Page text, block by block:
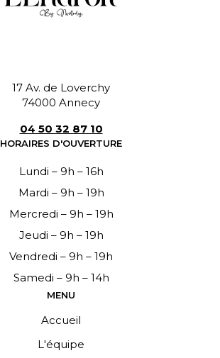
17 Av. de Loverchy
74000 Annecy
04 50 32 87 10
HORAIRES D'OUVERTURE
Lundi – 9h – 16h
Mardi – 9h – 19h
Mercredi – 9h – 19h
Jeudi – 9h – 19h
Vendredi – 9h – 19h
Samedi – 9h – 14h
MENU
Accueil
L'équipe